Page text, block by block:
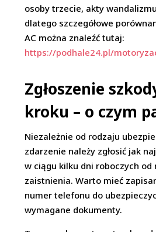
osoby trzecie, akty
dlatego szczegółowe
AC można znaleźć tutaj:
https://podhale24.pl/
Zgłoszenie
kroku – o czym
Niezależnie od rodzaju
zdarzenie należy zgłosić jak
w ciągu kilku dni roboczych
zaistnienia. Warto mieć
numer telefonu do
wymagane dokumenty.